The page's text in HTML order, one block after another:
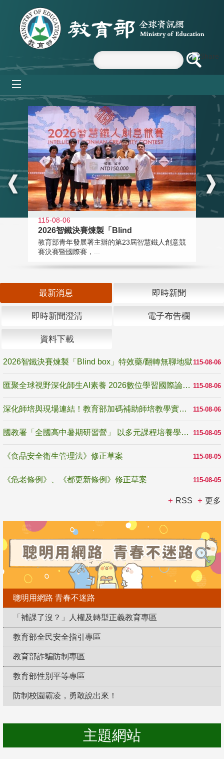
跳到主要內容區塊
:::
115-08-06
2026智鐵決賽煉製「Blind
教育部青年發展署主辦的第23屆智慧鐵人創意競
賽決賽暨國際賽，...
最新消息 即時新聞
即時新聞澄清 電子布告欄
資料下載
115-08-06
2026智鐵決賽煉製「Blind box」特效藥/翻轉無聊地獄
115-08-06
匯聚全球視野深化師生AI素養 2026數位學習國際論壇高雄登場
115-08-06
深化師培與現場連結！教育部加碼補助師培教學實踐研究 10月師培國際研討會交流教學實踐經驗
115-08-05
國教署「全國高中暑期研習營」 以多元課程培養學生瞭解誠信專業與倫理價值
115-08-05
《食品安全衛生管理法》修正草案
115-08-05
《危老條例》、《都更新條例》修正草案
RSS 更多
聰明用網路 青春不迷路
「補課了沒？」人權及轉型正義教育專區
教育部全民安全指引專區
教育部詐騙防制專區
教育部性別平等專區
防制校園霸凌，勇敢說出來！
主題網站